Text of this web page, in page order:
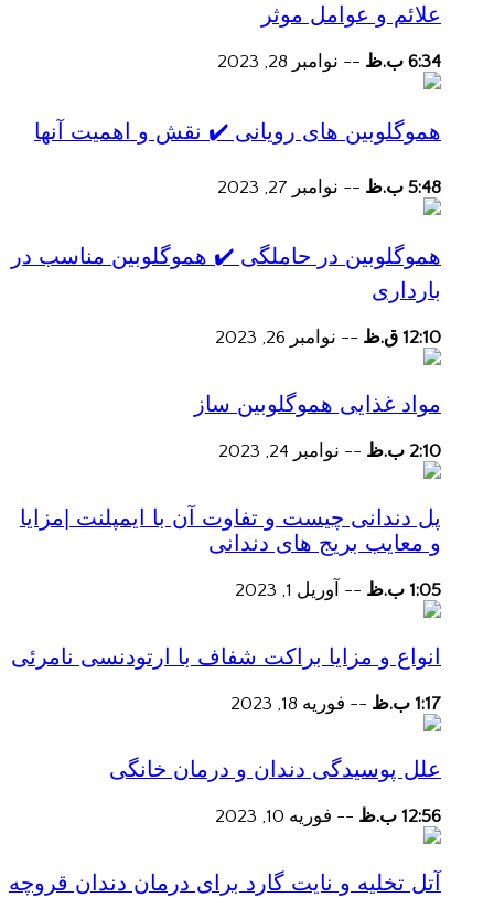
علائم و عوامل موثر
6:34 ب.ظ -- نوامبر 28, 2023
هموگلوبین های رویانی ✔️ نقش و اهمیت آنها
5:48 ب.ظ -- نوامبر 27, 2023
هموگلوبین در حاملگی ✔️ هموگلوبین مناسب در
بارداری
12:10 ق.ظ -- نوامبر 26, 2023
مواد غذایی هموگلوبین ساز
2:10 ب.ظ -- نوامبر 24, 2023
پل دندانی چیست و تفاوت آن با ایمپلنت |مزایا
و معایب بریج های دندانی
1:05 ب.ظ -- آوریل 1, 2023
انواع و مزایا براکت شفاف با ارتودنسی نامرئی
1:17 ب.ظ -- فوریه 18, 2023
علل پوسیدگی دندان و درمان خانگی
12:56 ب.ظ -- فوریه 10, 2023
آتل تخلیه و نایت گارد برای درمان دندان قروچه